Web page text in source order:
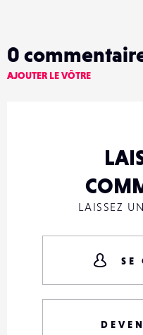
0
AJOUTER LE VÔTRE
LAISSEZ
SE